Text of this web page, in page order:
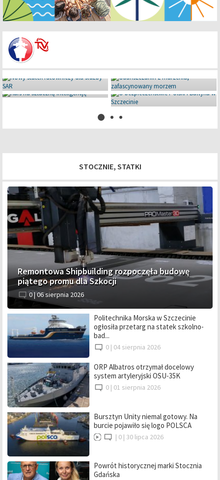
Miniaturowe giganty pod Iławą
08 lipca 2026
STOCZNIE, STATKI
Remontowa Shipbuilding rozpoczęła budowę
piątego promu dla Szkocji
0 |06 sierpnia 2026
Politechnika Morska w Szczecinie
ogłosiła przetarg na statek szkolno-
bad...
0 | 04 sierpnia 2026
ORP Albatros otrzymał docelowy
system artyleryjski OSU-35K
0 | 01 sierpnia 2026
Bursztyn Unity niemal gotowy. Na
burcie pojawiło się logo POLSCA
| 0 | 30 lipca 2026
Powrót historycznej marki Stocznia
Gdańska